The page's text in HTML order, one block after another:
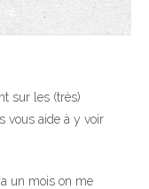
sur les (très)
vous aide à y voir
a un mois on me